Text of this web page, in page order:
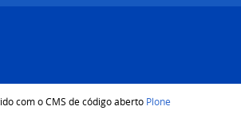
com o CMS de código aberto Plone